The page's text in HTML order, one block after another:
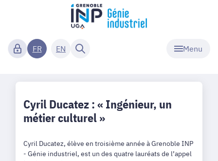
Menu
FR EN
Cyril Ducatez : « Ingénieur, un
métier culturel »
Cyril Ducatez, élève en troisième année à Grenoble INP
- Génie industriel, est un des quatre lauréats de l’appel